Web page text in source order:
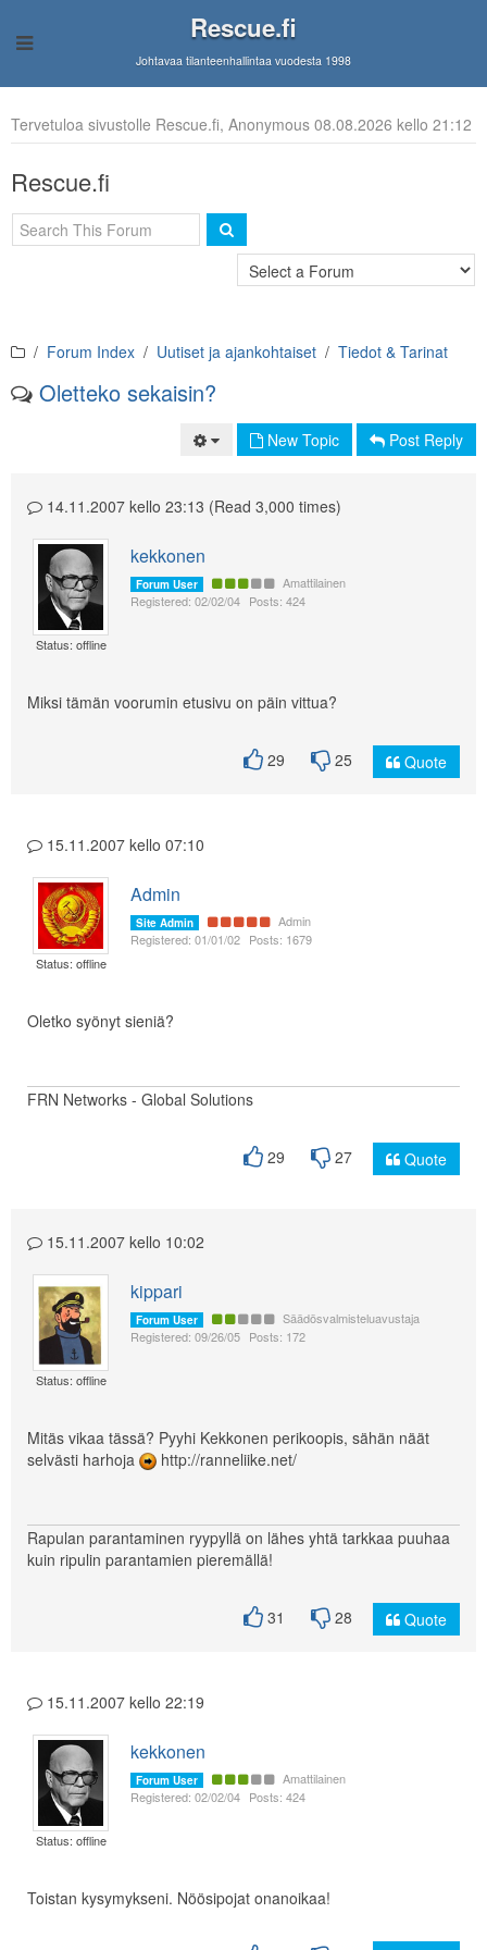
Rescue.fi
Johtavaa tilanteenhallintaa vuodesta 1998
Tervetuloa sivustolle Rescue.fi, Anonymous 08.08.2026 kello 21:12
Rescue.fi
Forum Index Uutiset ja ajankohtaiset Tiedot & Tarinat
Oletteko sekaisin?
New Topic Post Reply
14.11.2007 kello 23:13 (Read 3,000 times)
Status: offline
kekkonen
Forum User
Amattilainen
Registered: 02/02/04 Posts: 424
Miksi tämän voorumin etusivu on päin vittua?
29 25 Quote
15.11.2007 kello 07:10
Status: offline
Admin
Site Admin
Admin
Registered: 01/01/02 Posts: 1679
Oletko syönyt sieniä?
FRN Networks - Global Solutions
29 27 Quote
15.11.2007 kello 10:02
Status: offline
kippari
Forum User
Säädösvalmisteluavustaja
Registered: 09/26/05 Posts: 172
Mitäs vikaa tässä? Pyyhi Kekkonen perikoopis, sähän näät
selvästi harhoja
http://ranneliike.net/
Rapulan parantaminen ryypyllä on lähes yhtä tarkkaa puuhaa
kuin ripulin parantamien pieremällä!
31 28 Quote
15.11.2007 kello 22:19
Status: offline
kekkonen
Forum User
Amattilainen
Registered: 02/02/04 Posts: 424
Toistan kysymykseni. Nöösipojat onanoikaa!